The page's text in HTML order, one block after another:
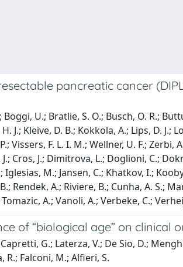
pancreatic cancer
U.; Bratlie, S. O.; Busch, O. R.;
J.; Kleive, D. B.; Kokkola, A.; Lips, D. J.;
Vissers, F. L. I. M.; Wellner, U. F.;
Cros, J.; Dimitrova, L.; Doglioni, C.;
M.; Jansen, C.; Khatkov, I.;
Rendek, A.; Riviere, B.; Cunha, A. S.;
A.; Vanoli, A.; Verbeke, C.;
of “biological age” on clinical
G.; Laterza, V.; De Sio, D.;
R.; Falconi, M.; Alfieri, S.